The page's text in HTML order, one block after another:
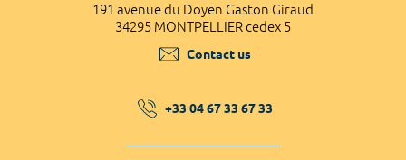
191 avenue du Doyen Gaston Giraud
34295 MONTPELLIER cedex 5
Contact us
+33 04 67 33 67 33